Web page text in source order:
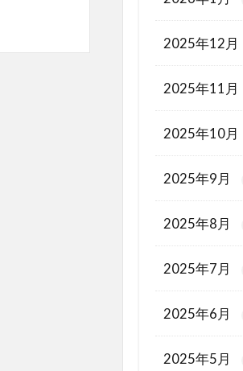
2025年12月
2025年11月
2025年10月
2025年9月
2025年8月
2025年7月
2025年6月
2025年5月